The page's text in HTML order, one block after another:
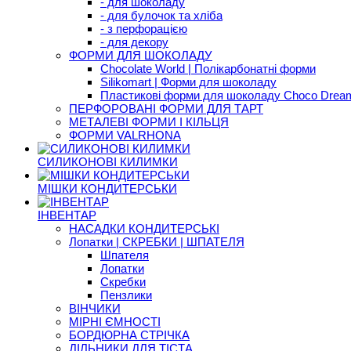
- для булочок та хліба
- з перфорацією
- для декору
ФОРМИ ДЛЯ ШОКОЛАДУ
Chocolate World | Полікарбонатні форми
Silikomart | Форми для шоколаду
Пластикові форми для шоколаду Choco
ПЕРФОРОВАНІ ФОРМИ ДЛЯ ТАРТ
МЕТАЛЕВІ ФОРМИ І КІЛЬЦЯ
ФОРМИ VALRHONA
СИЛИКОНОВІ КИЛИМКИ
МІШКИ КОНДИТЕРСЬКИ
ІНВЕНТАР
НАСАДКИ КОНДИТЕРСЬКІ
Лопатки | СКРЕБКИ | ШПАТЕЛЯ
Шпателя
Лопатки
Скребки
Пензлики
ВІНЧИКИ
МІРНІ ЄМНОСТІ
БОРДЮРНА СТРІЧКА
ДІЛЬНИКИ ДЛЯ ТІСТА